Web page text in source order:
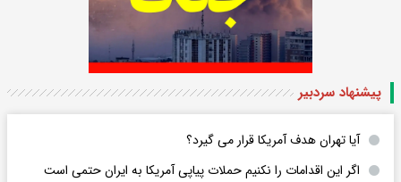
پیشنهاد سردبیر
آیا تهران هدف آمریکا قرار می گیرد؟
اگر این اقدامات را نکنیم حملات پیاپی آمریکا به ایران حتمی است